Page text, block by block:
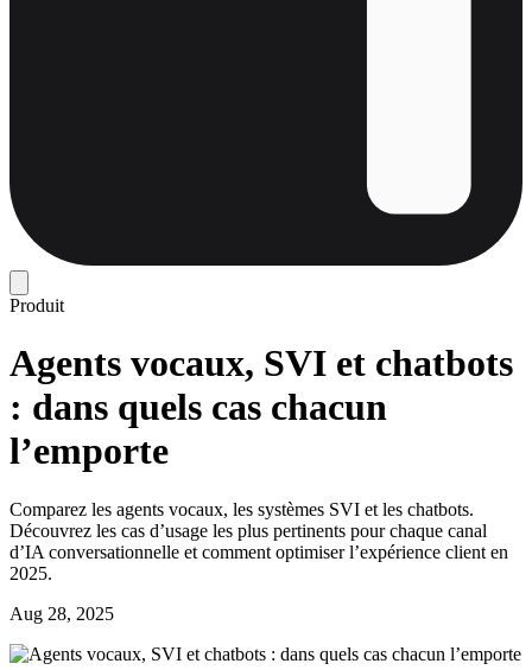
Produit
Agents vocaux, SVI et chatbots
: dans quels cas chacun
l’emporte
Comparez les agents vocaux, les systèmes SVI et les chatbots.
Découvrez les cas d’usage les plus pertinents pour chaque canal
d’IA conversationnelle et comment optimiser l’expérience client en
2025.
Aug 28, 2025